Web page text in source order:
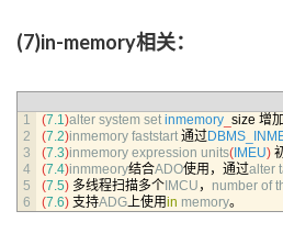
(7)in-memory相关：
1
2
3
4
5
6
(7.1)alter system set inmemory size 增加
(7.2)inmemory faststart 通过
(7.3)inmemory expression units( IMEU)
(7.4)inmmeory结合ADO使用，通过alter
(7.5) 多线程扫描多个 IMCU ， number of
(7.6) 支持ADG上使用in memory。